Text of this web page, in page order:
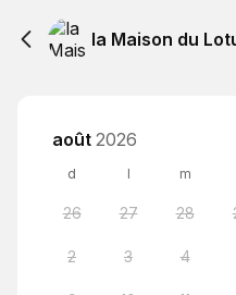
la Maison du
août 2026
d l m
26 27 28
2 3 4